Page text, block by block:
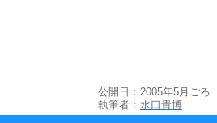
公開日：2005年5月ごろ
執筆者： 水口貴博